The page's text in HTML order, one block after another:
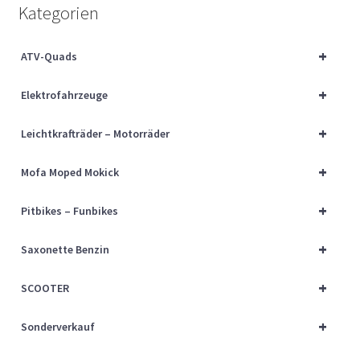
Über uns
Kategorien
+
ATV-Quads
+
Elektrofahrzeuge
+
Leichtkrafträder – Motorräder
+
Mofa Moped Mokick
+
Pitbikes – Funbikes
+
Saxonette Benzin
+
SCOOTER
+
Sonderverkauf